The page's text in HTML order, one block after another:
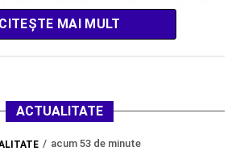
Sportivii […]
CITEȘTE MAI MULT
ACTUALITATE
acum 53 de minute